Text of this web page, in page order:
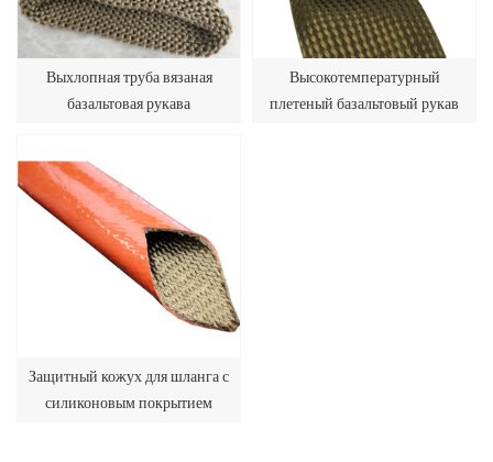
Выхлопная труба вязаная
базальтовая рукава
Высокотемпературный
плетеный базальтовый рукав
Защитный кожух для шланга с
силиконовым покрытием